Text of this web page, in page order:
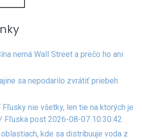
nemá Wall Street a prečo ho ani
sa nepodarilo zvrátiť priebeh
nie všetky, len tie na ktorých je
Fľuska post 2026-08-07 10:30:42
kde sa distribuuje voda z